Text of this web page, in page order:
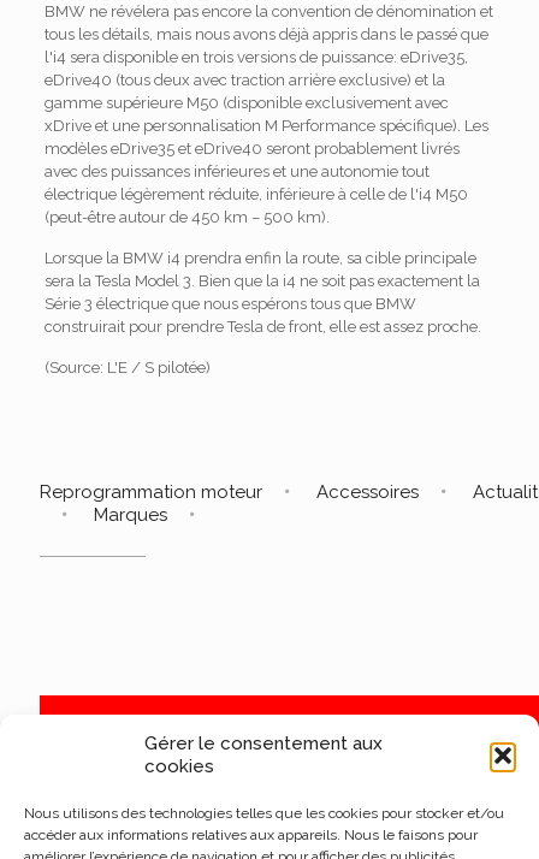
Gérer le consentement aux
cookies
Nous utilisons des technologies telles que les cookies pour stocker et/ou
accéder aux informations relatives aux appareils. Nous le faisons pour
BMW ne révélera pas encore la convention de dénomination et
tous les détails, mais nous avons déjà appris dans le passé que
l'i4 sera disponible en trois versions de puissance: eDrive35,
eDrive40 (tous deux avec traction arrière exclusive) et la
gamme supérieure M50 (disponible exclusivement avec
xDrive et une personnalisation M Performance spécifique). Les
modèles eDrive35 et eDrive40 seront probablement livrés
avec des puissances inférieures et une autonomie tout
électrique légèrement réduite, inférieure à celle de l'i4 M50
(peut-être autour de 450 km – 500 km).
Lorsque la BMW i4 prendra enfin la route, sa cible principale
sera la Tesla Model 3. Bien que la i4 ne soit pas exactement la
Série 3 électrique que nous espérons tous que BMW
construirait pour prendre Tesla de front, elle est assez proche.
(Source: L'E / S pilotée)
Reprogrammation moteur Accessoires
Marques